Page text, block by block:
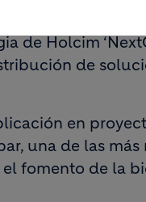
enfocadas a
de Holcim
de
en
una de las
fomento de la